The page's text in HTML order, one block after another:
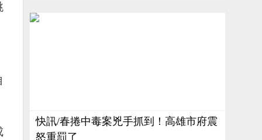
快訊/春捲中毒案兇手抓到！高雄市府震
怒重罰了